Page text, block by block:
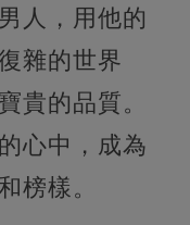
人，用他的
雜的世界
貴的品質。
心中，成為
榜樣。